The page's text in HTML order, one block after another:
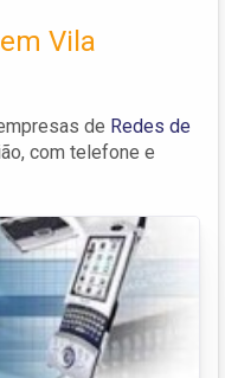
Vila
de Redes de
com telefone e